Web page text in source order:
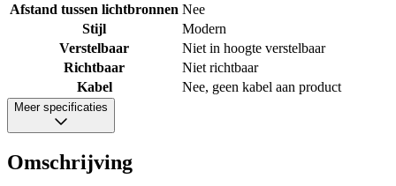
Afstand tussen lichtbronnen Nee
Stijl
Modern
Verstelbaar
Niet in hoogte verstelbaar
Richtbaar
Niet richtbaar
Kabel
Nee, geen kabel aan product
Meer specificaties
Omschrijving